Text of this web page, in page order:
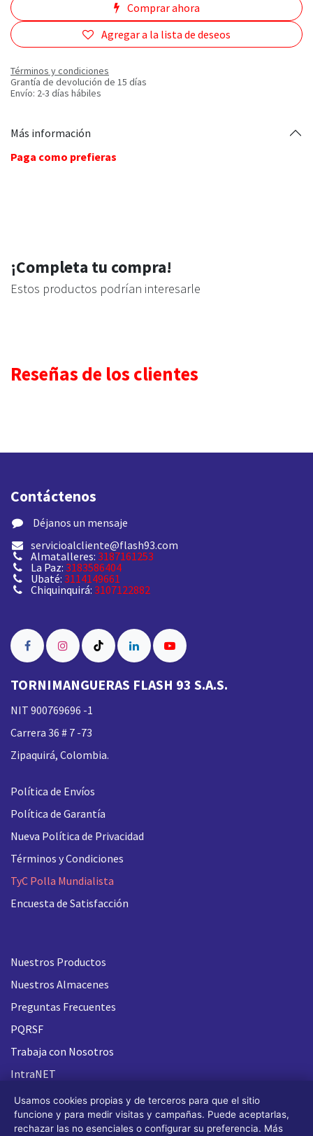
Comprar ahora
Agregar a la lista de deseos
Términos y condiciones
Grantía de devolución de 15 días
Envío: 2-3 días hábiles
Más información
Paga como prefieras
¡Completa tu compra!
Estos productos podrían interesarle
Reseñas de los clientes
Contáctenos
​ Déjanos un mensaje
servicioalcliente@flash93.com
Almatalleres: 3187161253
La Paz: 3183586404
Ubaté: 3114149661
Chiquinquirá: 3107122882
TORNIMANGUERAS FLASH 93 S.A.S.
NIT 900769696 -1
Carrera 36 # 7 -73
Zipaquirá, Colombia.
Política de Envíos
Política de Garantía
Nueva Política de Privacidad
Términos y Condiciones
TyC Polla Mundialista
Encuesta de Satisfacción
Nuestros Productos
Nuestros Almacenes
Preguntas Frecuentes
PQRSF
Trabaja con Nosotros
IntraNET
Usamos cookies propias y de terceros para que el sitio
funcione y para medir visitas y campañas. Puede aceptarlas,
rechazar las no esenciales o configurar su preferencia. Más